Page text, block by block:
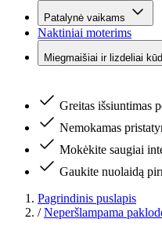
Patalynė vaikams
Naktiniai moterims
Miegmaišiai ir lizdeliai
Greitas išsiuntimas
Nemokamas
Mokėkite saugiai
Gaukite nuolaidą
Pagrindinis puslapis
/ Neperšlampama